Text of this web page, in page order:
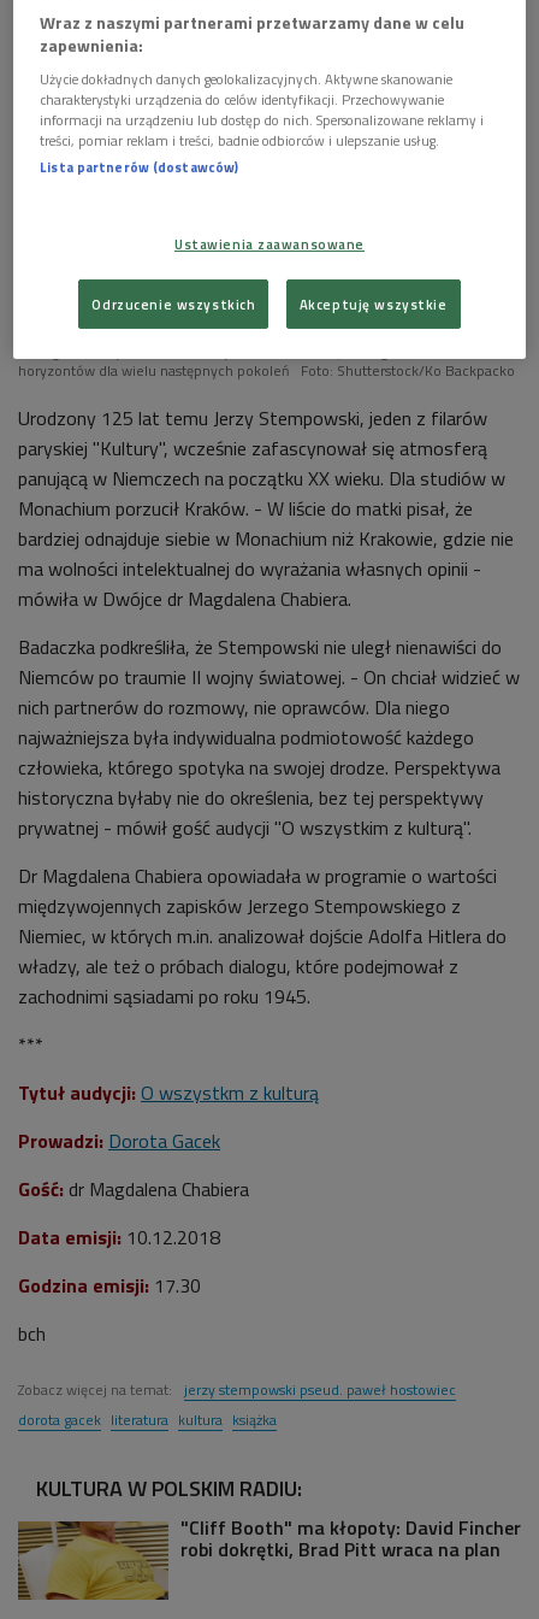
Jerzy Stempowski był znakomitym eseistą, tłumaczem,
teatrologiem, współtwórcą paryskiej "Kultury", wiernym współpracownikiem
horyzontów dla wielu następnych pokoleń Foto: Shutterstock/Ko Backpacko
Urodzony 125 lat temu Jerzy Stempowski, jeden z filarów
paryskiej "Kultury", wcześnie zafascynował się atmosferą
panującą w Niemczech na początku XX wieku. Dla studiów w
Monachium porzucił Kraków. - W liście do matki pisał, że
bardziej odnajduje siebie w Monachium niż Krakowie, gdzie nie
ma wolności intelektualnej do wyrażania własnych opinii -
mówiła w Dwójce dr Magdalena Chabiera.
Badaczka podkreśliła, że Stempowski nie uległ nienawiści do
Niemców po traumie II wojny światowej. - On chciał widzieć w
nich partnerów do rozmowy, nie oprawców. Dla niego
najważniejsza była indywidualna podmiotowość każdego
człowieka, którego spotyka na swojej drodze. Perspektywa
historyczna byłaby nie do określenia, bez tej perspektywy
prywatnej - mówił gość audycji "O wszystkim z kulturą".
Dr Magdalena Chabiera opowiadała w programie o wartości
międzywojennych zapisków Jerzego Stempowskiego z
Niemiec, w których m.in. analizował dojście Adolfa Hitlera do
władzy, ale też o próbach dialogu, które podejmował z
zachodnimi sąsiadami po roku 1945.
***
Tytuł audycji: O wszystkm z kulturą
Prowadzi: Dorota Gacek
Gość: dr Magdalena Chabiera
Data emisji: 10.12.2018
Godzina emisji: 17.30
bch
Zobacz więcej na temat:
jerzy stempowski pseud. paweł hostowiec
dorota gacek literatura kultura książka
KULTURA W POLSKIM RADIU:
"Cliff Booth" ma kłopoty: David Fincher
robi dokrętki, Brad Pitt wraca na plan
Wraz z naszymi partnerami przetwarzamy dane w celu
zapewnienia:
Użycie dokładnych danych geolokalizacyjnych. Aktywne skanowanie
charakterystyki urządzenia do celów identyfikacji. Przechowywanie
informacji na urządzeniu lub dostęp do nich. Spersonalizowane reklamy i
treści, pomiar reklam i treści, badnie odbiorców i ulepszanie usług.
Lista partnerów (dostawców)
Ustawienia zaawansowane
Odrzucenie wszystkich Akceptuję wszystkie